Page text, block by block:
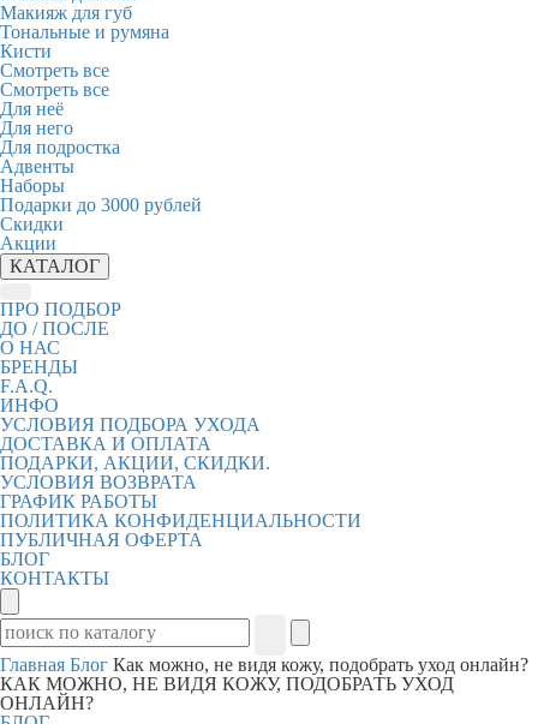
Макияж для губ
Тональные и румяна
Кисти
Смотреть все
Смотреть все
Для неё
Для него
Для подростка
Адвенты
Наборы
Подарки до 3000 рублей
Скидки
Акции
КАТАЛОГ
ПРО ПОДБОР
ДО / ПОСЛЕ
О НАС
БРЕНДЫ
F.A.Q.
ИНФО
УСЛОВИЯ ПОДБОРА УХОДА
ДОСТАВКА И ОПЛАТА
ПОДАРКИ, АКЦИИ, СКИДКИ.
УСЛОВИЯ ВОЗВРАТА
ГРАФИК РАБОТЫ
ПОЛИТИКА КОНФИДЕНЦИАЛЬНОСТИ
ПУБЛИЧНАЯ ОФЕРТА
БЛОГ
КОНТАКТЫ
Главная Блог Как можно, не видя кожу, подобрать уход онлайн?
КАК МОЖНО, НЕ ВИДЯ КОЖУ, ПОДОБРАТЬ УХОД
ОНЛАЙН?